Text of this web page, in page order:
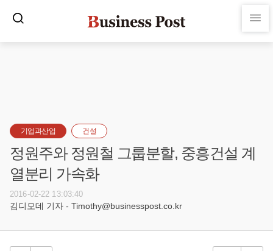
기업과산업 건설
정원주와 정원철 그룹분할, 중흥건설 계
열분리 가속화
2016-02-22 13:03:40
김디모데 기자 - Timothy@businesspost.co.kr